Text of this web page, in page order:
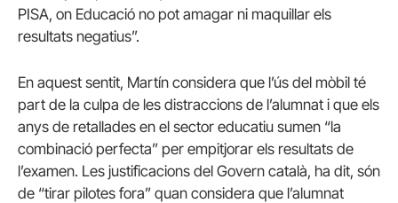
PISA, on Educació no pot amagar ni maquillar els
resultats negatius”.
En aquest sentit, Martín considera que l’ús del mòbil té
part de la culpa de les distraccions de l’alumnat i que els
anys de retallades en el sector educatiu sumen “la
combinació perfecta” per empitjorar els resultats de
l’examen. Les justificacions del Govern català, ha dit, són
de “tirar pilotes fora” quan considera que l’alumnat